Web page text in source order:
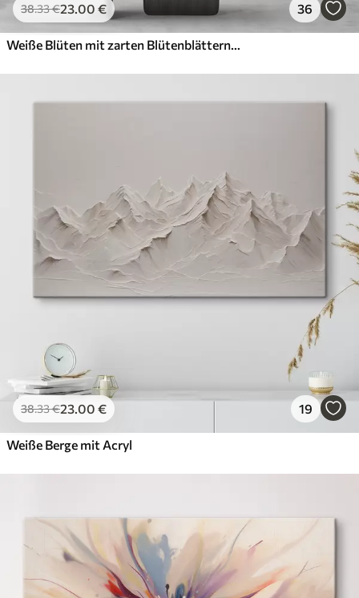
38.33€23.00 € 36
Weiße Blüten mit zarten Blütenblättern, angeordnet in einem wunderschönen Blumenmuster vor einem hellen Hintergrund
38.33€23.00 € 19
Weiße Berge mit Acryl